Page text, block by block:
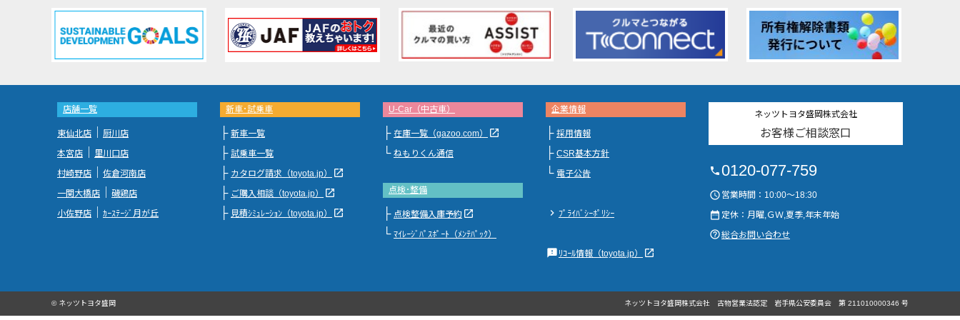
店舗一覧
東仙北店
厨川店
本宮店
里川口店
村崎野店
佐倉河南店
一関大橋店
磯鶏店
小佐野店
ｶｰｽﾃｰｼﾞ月が丘
新車･試乗車
├ 新車一覧
├ 試乗車一覧
├ カタログ請求（toyota.jp） launch
├ ご購入相談（toyota.jp） launch
├ 見積ｼﾐｭﾚｰｼｮﾝ（toyota.jp） launch
U-Car（中古車）
├ 在庫一覧（gazoo.com） launch
└ ねもりくん通信
点検･整備
├ 点検整備入庫予約 launch
└ ﾏｲﾚｰｼﾞﾊﾟｽﾎﾟｰﾄ（ﾒﾝﾃﾊﾟｯｸ）
企業情報
├ 採用情報
├ CSR基本方針
└ 電子公告
chevron_right ﾌﾟﾗｲﾊﾞｼｰﾎﾟﾘｼｰ
feedback ﾘｺｰﾙ情報（toyota.jp） launch
ネッツトヨタ盛岡株式会社
お客様ご相談窓口
phone0120-077-759
access_time 営業時間：10:00～18:30
date_range 定休：月曜,ＧＷ,夏季,年末年始
help_outline総合お問い合わせ
© ネッツトヨタ盛岡 ネッツトヨタ盛岡株式会社 古物営業法認定 岩手県公安委員会 第 211010000346 号